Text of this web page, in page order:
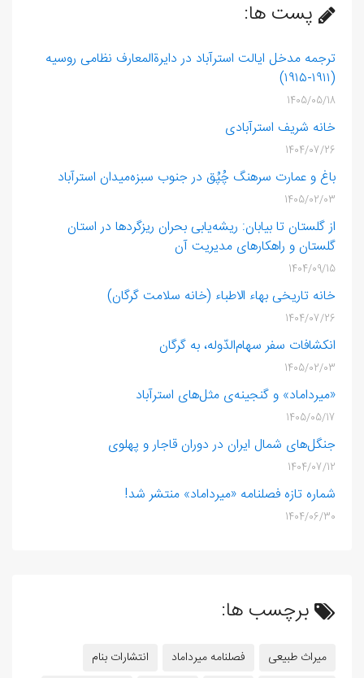
پست ها:
ترجمه مدخل ایالت استرآباد در دایرةالمعارف نظامی روسیه
(۱۹۱۱-۱۹۱۵)
1405/05/18
خانه شریف‌ استرآبادی
1404/07/26
باغ و عمارت سرهنگ چُپُق در جنوب سبزه‌میدان استرآباد
1405/02/03
از گلستان تا بیابان: ریشه‌یابی بحران ریزگردها در استان
گلستان و راهکارهای مدیریت آن
1404/09/15
خانه تاریخی بهاء الاطباء (خانه سلامت گرگان)
1404/07/26
انکشافات سفر سهام‌الدّوله، به گرگان
1405/02/03
«میرداماد» و گنجینه‌ی مثل‌های استرآباد
1405/05/17
جنگل‌های شمال ایران در دوران قاجار و پهلوی
1404/07/12
شماره تازه فصلنامه «میرداماد» منتشر شد!
1404/06/30
برچسب ها:
میراث طبیعی فصلنامه میرداماد
انتشارات بنام